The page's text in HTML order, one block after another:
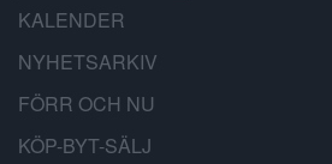
KALENDER
NYHETSARKIV
FÖRR OCH NU
KÖP-BYT-SÄLJ